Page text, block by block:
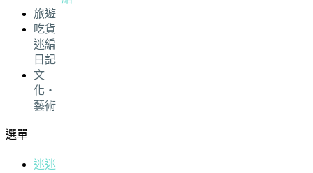
旅遊
吃貨
迷編
日記
文
化・
藝術
選單
迷迷